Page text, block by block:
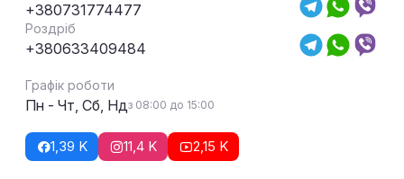
+380731774477
Роздріб
+380633409484
Графік роботи
Пн - Чт, Сб, Ндз 08:00 до 15:00
1,39 K 11,4 K 2,15 K